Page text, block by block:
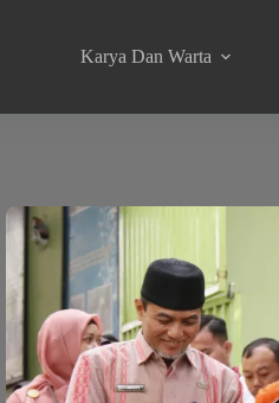
Karya Dan Warta